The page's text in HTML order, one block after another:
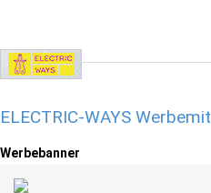
ELECTRIC-WAYS
Werbebanner